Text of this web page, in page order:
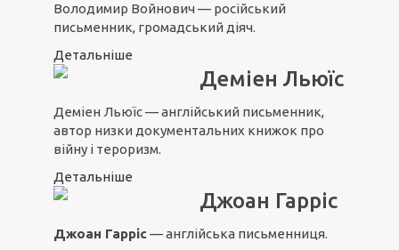
Володимир Войнович — російський
письменник, громадський діяч.
Детальніше
Деміен Льюїс
Деміен Льюїс — англійський письменник,
автор низки документальних книжок про
війну і тероризм.
Детальніше
Джоан Гарріс
Джоан Гарріс— англійська письменниця.